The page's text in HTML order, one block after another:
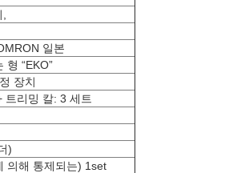
일본
형 “EKO”
장치
트리밍 칼: 3 세트
)
의해 통제되는) 1set